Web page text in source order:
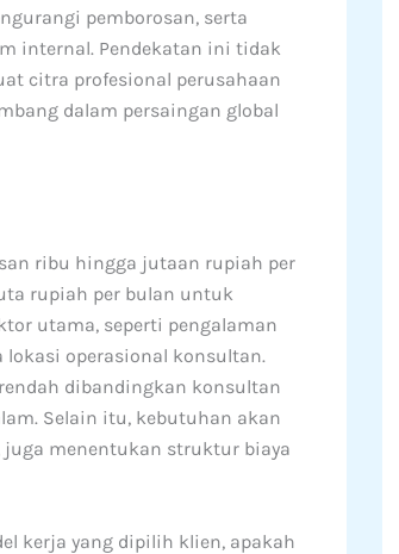
pemborosan, serta
internal. Pendekatan ini tidak
citra profesional perusahaan
dalam persaingan global
ribu hingga jutaan rupiah per
rupiah per bulan untuk
utama, seperti pengalaman
lokasi operasional konsultan.
dibandingkan konsultan
Selain itu, kebutuhan akan
juga menentukan struktur biaya
kerja yang dipilih klien, apakah